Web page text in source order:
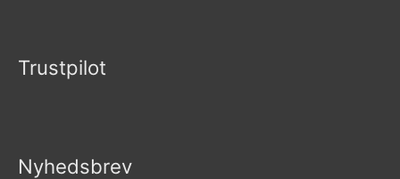
Trustpilot
Nyhedsbrev